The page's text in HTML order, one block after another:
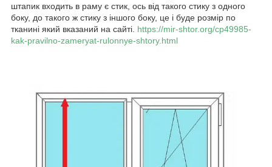
штапик входить в раму є стик, ось від такого стику з одного
боку, до такого ж стику з іншого боку, це і буде розмір по
тканині який вказаний на сайті. https://mir-shtor.org/cp49985-
kak-pravilno-zameryat-rulonnye-shtory.html